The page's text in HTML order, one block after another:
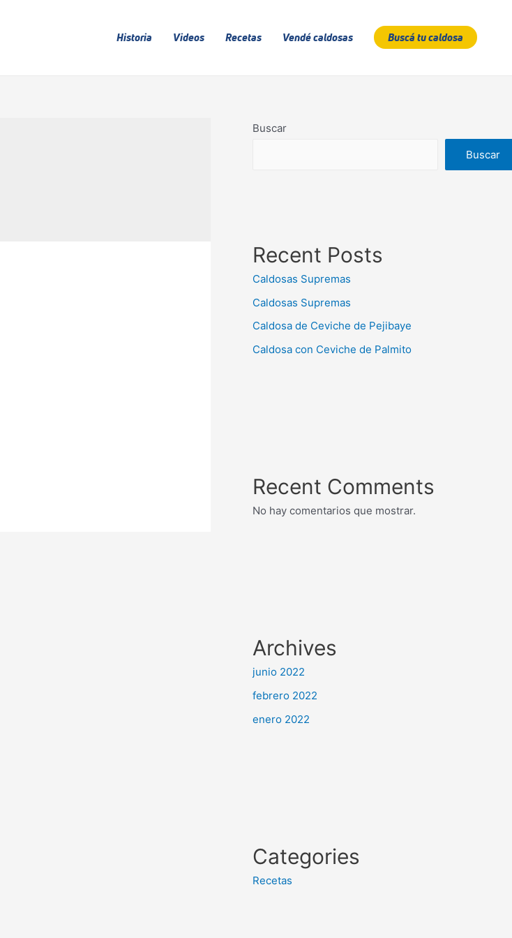
Historia Videos Recetas Vendé caldosas Buscá tu caldosa
Buscar
Buscar
Recent Posts
Caldosas Supremas
Caldosas Supremas
Caldosa de Ceviche de Pejibaye
Caldosa con Ceviche de Palmito
Recent Comments
No hay comentarios que mostrar.
Archives
junio 2022
febrero 2022
enero 2022
Categories
Recetas